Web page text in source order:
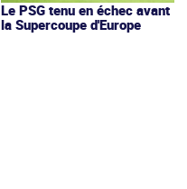
Le PSG tenu en échec avant
la Supercoupe d'Europe